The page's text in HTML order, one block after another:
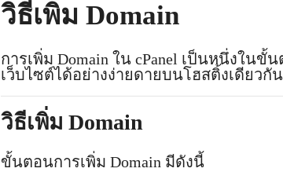
วิธีเพิ่ม Domain
การเพิ่ม Domain ใน cPanel เป็นหนึ่งใ
เว็บไซต์ได้อย่างง่ายดายบนโฮสติ้งเดียวกัน
วิธีเพิ่ม Domain
ขั้นตอนการเพิ่ม Domain มีดังนี้